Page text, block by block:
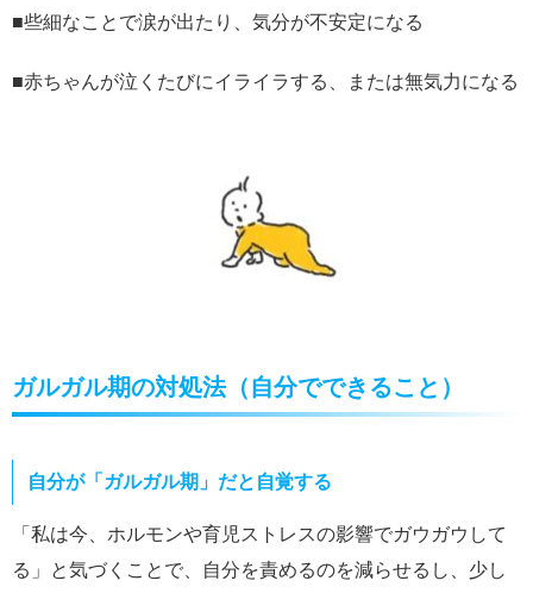
■些細なことで涙が出たり、気分が不安定になる
■赤ちゃんが泣くたびにイライラする、または無気力になる
ガルガル期の対処法（自分でできること）
自分が「ガルガル期」だと自覚する
「私は今、ホルモンや育児ストレスの影響でガウガウして
る」と気づくことで、自分を責めるのを減らせるし、少し